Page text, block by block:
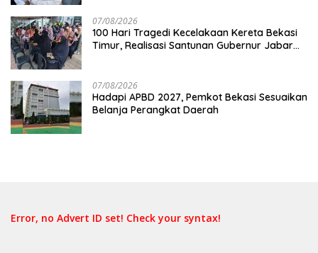
07/08/2026
100 Hari Tragedi Kecelakaan Kereta Bekasi
Timur, Realisasi Santunan Gubernur Jabar
07/08/2026
Hadapi APBD 2027, Pemkot Bekasi Sesuaikan
Belanja Perangkat Daerah
Error, no Advert ID set! Check your syntax!